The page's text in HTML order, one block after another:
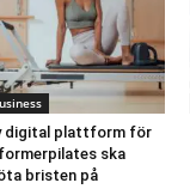
digital plattform för
ska
bristen på